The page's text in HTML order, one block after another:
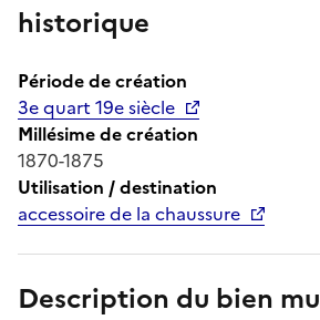
historique
Période de création
3e quart 19e siècle
Millésime de création
1870-1875
Utilisation / destination
accessoire de la chaussure
Description du bien